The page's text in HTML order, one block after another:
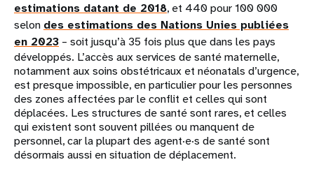
estimations datant de 2018, et 440 pour 100 000
selon des estimations des Nations Unies publiées
en 2023 – soit jusqu’à 35 fois plus que dans les pays
développés. L’accès aux services de santé maternelle,
notamment aux soins obstétricaux et néonatals d’urgence,
est presque impossible, en particulier pour les personnes
des zones affectées par le conflit et celles qui sont
déplacées. Les structures de santé sont rares, et celles
qui existent sont souvent pillées ou manquent de
personnel, car la plupart des agent·e·s de santé sont
désormais aussi en situation de déplacement.